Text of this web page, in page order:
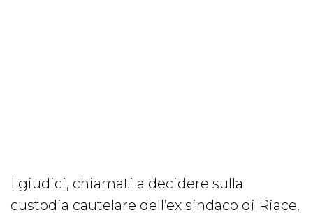
I giudici, chiamati a decidere sulla
custodia cautelare dell’ex sindaco di Riace,